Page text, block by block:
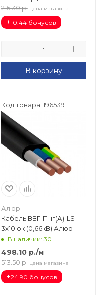
215.30 р. цена магазина
+10.44 бонусов
В корзину
Код товара: 196539
Алюр
Кабель ВВГ-Пнг(А)-LS
3х10 ок (0,66кВ) Алюр
В наличии: 30
498.10р./м
513.50 р. цена магазина
+24.90 бонусов